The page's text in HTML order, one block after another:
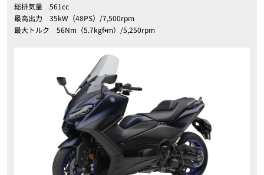
総排気量 561cc
最高出力 35kW（48PS）/7,500rpm
最大トルク 56Nm（5.7kgf•m）/5,250rpm